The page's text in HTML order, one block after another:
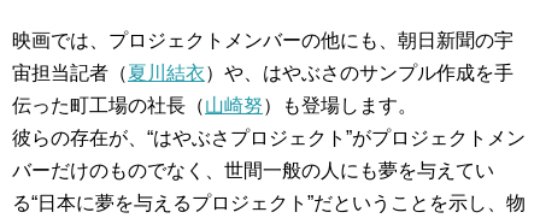
映画では、プロジェクトメンバーの他にも、朝日新聞の宇
宙担当記者（夏川結衣）や、はやぶさのサンプル作成を手
伝った町工場の社長（山崎努）も登場します。
彼らの存在が、“はやぶさプロジェクト”がプロジェクトメン
バーだけのものでなく、世間一般の人にも夢を与えてい
る“日本に夢を与えるプロジェクト”だということを示し、物